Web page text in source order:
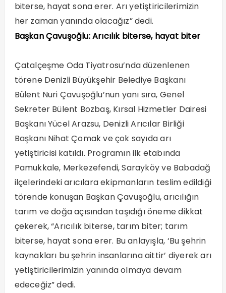
biterse, hayat sona erer. Arı yetiştiricilerimizin
her zaman yanında olacağız” dedi.
Başkan Çavuşoğlu: Arıcılık biterse, hayat biter
Çatalçeşme Oda Tiyatrosu’nda düzenlenen
törene Denizli Büyükşehir Belediye Başkanı
Bülent Nuri Çavuşoğlu’nun yanı sıra, Genel
Sekreter Bülent Bozbaş, Kırsal Hizmetler Dairesi
Başkanı Yücel Arazsu, Denizli Arıcılar Birliği
Başkanı Nihat Çomak ve çok sayıda arı
yetiştiricisi katıldı. Programın ilk etabında
Pamukkale, Merkezefendi, Sarayköy ve Babadağ
ilçelerindeki arıcılara ekipmanların teslim edildiği
törende konuşan Başkan Çavuşoğlu, arıcılığın
tarım ve doğa açısından taşıdığı öneme dikkat
çekerek, “Arıcılık biterse, tarım biter; tarım
biterse, hayat sona erer. Bu anlayışla, ‘Bu şehrin
kaynakları bu şehrin insanlarına aittir’ diyerek arı
yetiştiricilerimizin yanında olmaya devam
edeceğiz” dedi.